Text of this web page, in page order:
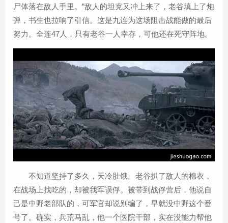
尸体落在敌人手里。”敌人的坦克又冲上来了，老谷填上了炮
弹，书生也拉响了引信。这是九连为这场阻击战能做的最后
努力。全连47人，只有老谷一人幸存，可他还在死守阵地。
不知道坚持了多久，天冷肚饿。老谷扒了敌人的棉衣，
在战场上找吃的，却被我军误俘。被带到战俘营后，他说自
己是中野老部队的，可军官却说别编了，早就没中野这个番
号了。确实，兵荒马乱，他一个医院干部，实在没能力帮他